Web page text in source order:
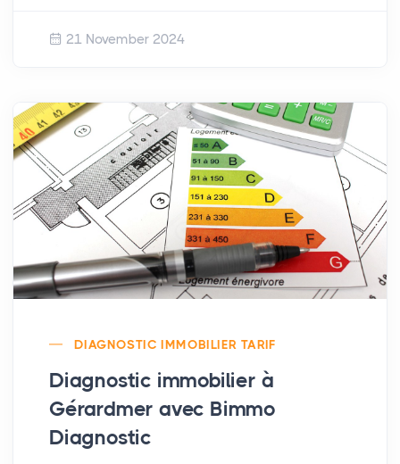
21 November 2024
DIAGNOSTIC IMMOBILIER TARIF
Diagnostic immobilier à
Gérardmer avec Bimmo
Diagnostic